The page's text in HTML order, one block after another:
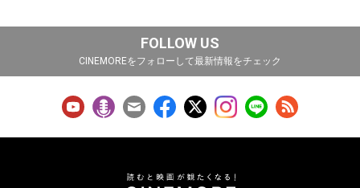
FOLLOW US
CINEMOREをフォローして最新情報をチェック